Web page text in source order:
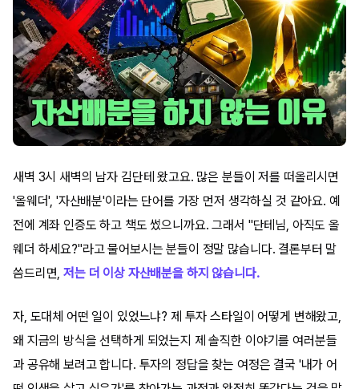
새벽 3시 새벽의 남자 김단테 왔고요. 많은 분들이 저를 떠올리시면
'올웨더', '자산배분'이라는 단어를 가장 먼저 생각하실 것 같아요. 예
전에 계좌 인증도 하고 책도 썼으니까요. 그래서 "단테님, 아직도 올
웨더 하세요?"라고 물어보시는 분들이 정말 많습니다. 결론부터 말
씀드리면,저는 더 이상 자산배분을 하지 않습니다.
자, 도대체 어떤 일이 있었느냐? 제 투자 스타일이 어떻게 변해왔고,
왜 지금의 방식을 선택하게 되었는지 제 솔직한 이야기를 여러분들
과 공유해 보려고 합니다. 투자의 정답을 찾는 여정은 결국 '내가 어